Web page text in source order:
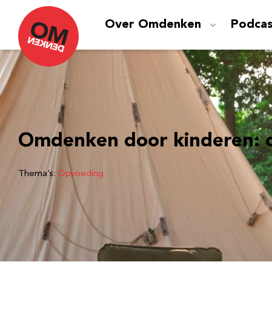
Over Omdenken
Omdenken door kinderen:
Thema’s: Opvoeding